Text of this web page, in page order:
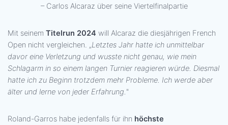
– Carlos Alcaraz über seine Viertelfinalpartie
Mit seinem Titelrun 2024 will Alcaraz die diesjährigen French
Open nicht vergleichen. „Letztes Jahr hatte ich unmittelbar
davor eine Verletzung und wusste nicht genau, wie mein
Schlagarm in so einem langen Turnier reagieren würde. Diesmal
hatte ich zu Beginn trotzdem mehr Probleme. Ich werde aber
älter und lerne von jeder Erfahrung."
Roland-Garros habe jedenfalls für ihn höchste